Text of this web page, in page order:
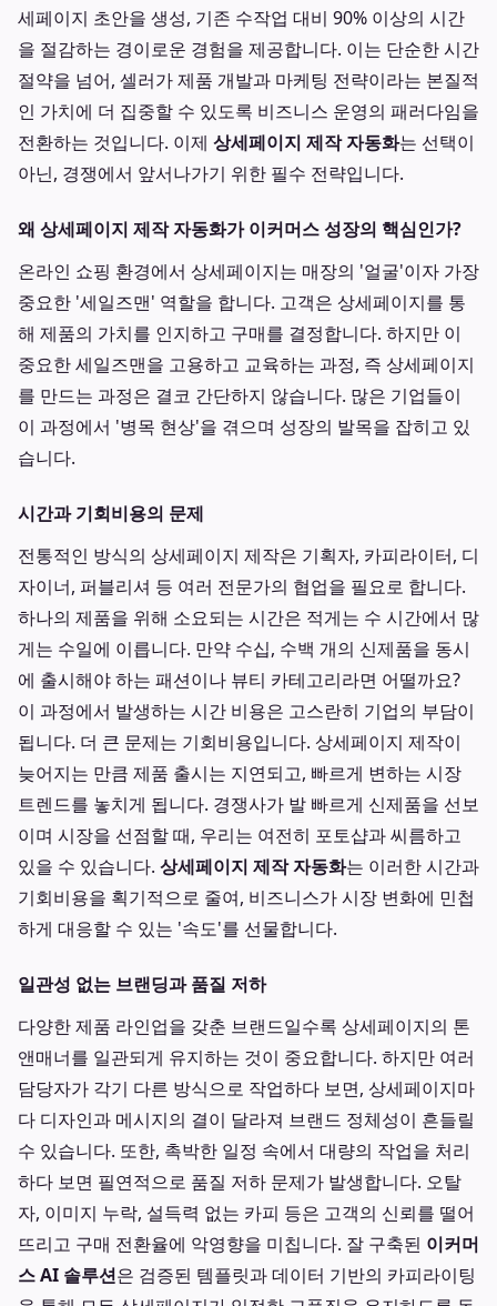
세페이지 초안을 생성, 기존 수작업 대비 90% 이상의 시간
을 절감하는 경이로운 경험을 제공합니다. 이는 단순한 시간
절약을 넘어, 셀러가 제품 개발과 마케팅 전략이라는 본질적
인 가치에 더 집중할 수 있도록 비즈니스 운영의 패러다임을
전환하는 것입니다. 이제 상세페이지 제작 자동화는 선택이
아닌, 경쟁에서 앞서나가기 위한 필수 전략입니다.
왜 상세페이지 제작 자동화가 이커머스 성장의 핵심인가?
온라인 쇼핑 환경에서 상세페이지는 매장의 '얼굴'이자 가장
중요한 '세일즈맨' 역할을 합니다. 고객은 상세페이지를 통
해 제품의 가치를 인지하고 구매를 결정합니다. 하지만 이
중요한 세일즈맨을 고용하고 교육하는 과정, 즉 상세페이지
를 만드는 과정은 결코 간단하지 않습니다. 많은 기업들이
이 과정에서 '병목 현상'을 겪으며 성장의 발목을 잡히고 있
습니다.
시간과 기회비용의 문제
전통적인 방식의 상세페이지 제작은 기획자, 카피라이터, 디
자이너, 퍼블리셔 등 여러 전문가의 협업을 필요로 합니다.
하나의 제품을 위해 소요되는 시간은 적게는 수 시간에서 많
게는 수일에 이릅니다. 만약 수십, 수백 개의 신제품을 동시
에 출시해야 하는 패션이나 뷰티 카테고리라면 어떨까요?
이 과정에서 발생하는 시간 비용은 고스란히 기업의 부담이
됩니다. 더 큰 문제는 기회비용입니다. 상세페이지 제작이
늦어지는 만큼 제품 출시는 지연되고, 빠르게 변하는 시장
트렌드를 놓치게 됩니다. 경쟁사가 발 빠르게 신제품을 선보
이며 시장을 선점할 때, 우리는 여전히 포토샵과 씨름하고
있을 수 있습니다. 상세페이지 제작 자동화는 이러한 시간과
기회비용을 획기적으로 줄여, 비즈니스가 시장 변화에 민첩
하게 대응할 수 있는 '속도'를 선물합니다.
일관성 없는 브랜딩과 품질 저하
다양한 제품 라인업을 갖춘 브랜드일수록 상세페이지의 톤
앤매너를 일관되게 유지하는 것이 중요합니다. 하지만 여러
담당자가 각기 다른 방식으로 작업하다 보면, 상세페이지마
다 디자인과 메시지의 결이 달라져 브랜드 정체성이 흔들릴
수 있습니다. 또한, 촉박한 일정 속에서 대량의 작업을 처리
하다 보면 필연적으로 품질 저하 문제가 발생합니다. 오탈
자, 이미지 누락, 설득력 없는 카피 등은 고객의 신뢰를 떨어
뜨리고 구매 전환율에 악영향을 미칩니다. 잘 구축된 이커머
스 AI 솔루션은 검증된 템플릿과 데이터 기반의 카피라이팅